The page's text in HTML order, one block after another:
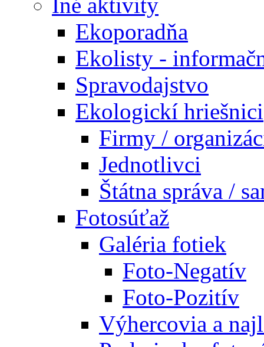
Ekoporadňa
Ekolisty -
Spravodajstvo
Ekologickí hriešnici
Firmy /
Jednotlivci
Štátna správa /
Fotosúťaž
Galéria fotiek
Foto-Negatív
Foto-Pozitív
Výhercovia a